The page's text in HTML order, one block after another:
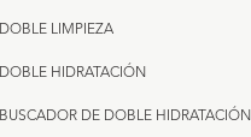
DOBLE LIMPIEZA
DOBLE HIDRATACIÓN
BUSCADOR DE DOBLE HIDRATACIÓN